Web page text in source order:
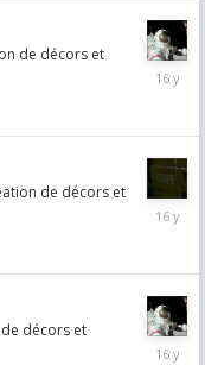
de décors et
January
de décors et
décors et
October